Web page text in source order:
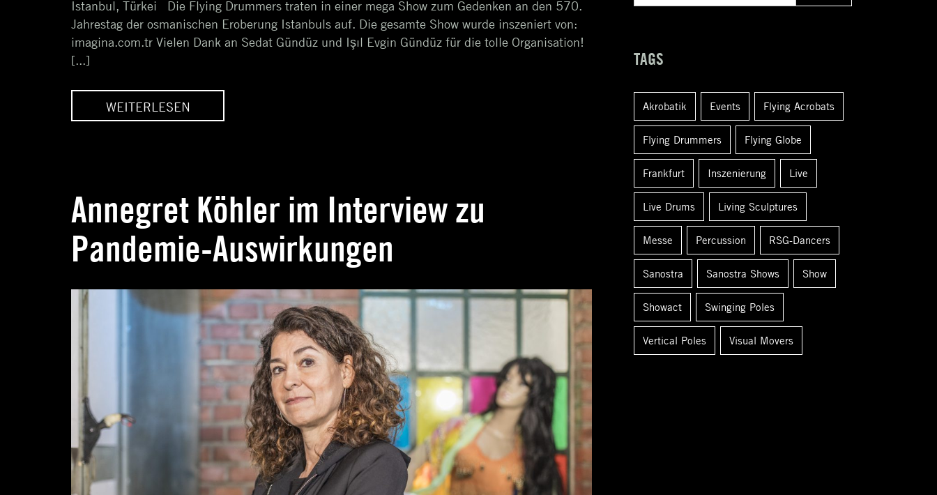
Istanbul, Türkei Die Flying Drummers traten in einer mega Show zum Gedenken an den 570.
Jahrestag der osmanischen Eroberung Istanbuls auf. Die gesamte Show wurde inszeniert von:
imagina.com.tr Vielen Dank an Sedat Gündüz und Işıl Evgin Gündüz für die tolle Organisation!
[...]
WEITERLESEN
Annegret Köhler im Interview zu
Pandemie-Auswirkungen
u
n
h
TAGS
Akrobatik Events Flying Acrobats
Flying Drummers Flying Globe
Frankfurt Inszenierung Live
Live Drums Living Sculptures
Messe Percussion RSG-Dancers
Sanostra Sanostra Shows Show
Showact Swinging Poles
Vertical Poles Visual Movers